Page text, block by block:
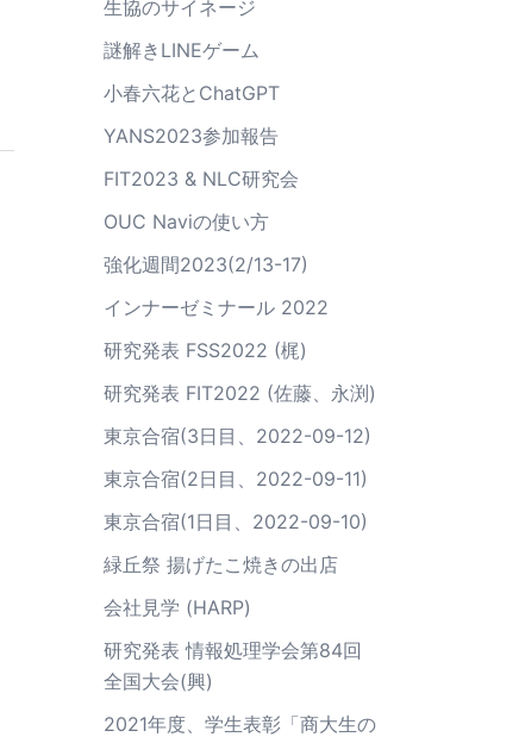
生協のサイネージ
謎解きLINEゲーム
小春六花とChatGPT
YANS2023参加報告
FIT2023 & NLC研究会
OUC Naviの使い方
強化週間2023(2/13-17)
インナーゼミナール 2022
研究発表 FSS2022 (梶)
研究発表 FIT2022 (佐藤、永渕)
東京合宿(3日目、2022-09-12)
東京合宿(2日目、2022-09-11)
東京合宿(1日目、2022-09-10)
緑丘祭 揚げたこ焼きの出店
会社見学 (HARP)
研究発表 情報処理学会第84回
全国大会(興)
2021年度、学生表彰「商大生の